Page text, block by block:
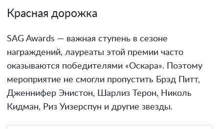
Красная дорожка
SAG Awards — важная ступень в сезоне
награждений, лауреаты этой премии часто
оказываются победителями «Оскара». Поэтому
мероприятие не смогли пропустить Брэд Питт,
Дженнифер Энистон, Шарлиз Терон, Николь
Кидман, Риз Уизерспун и другие звезды.